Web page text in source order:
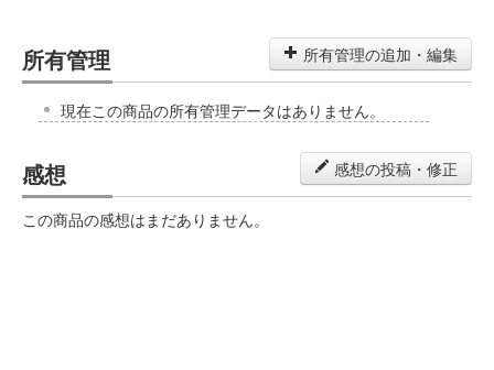
所有管理 所有管理の追加・編集
現在この商品の所有管理データはありません。
感想 感想の投稿・修正
この商品の感想はまだありません。